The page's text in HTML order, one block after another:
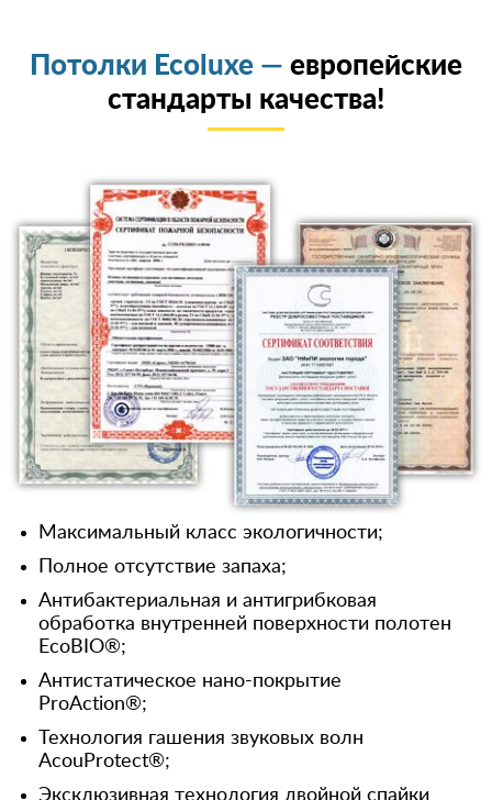
Потолки Ecoluxe — европейские
стандарты качества!
Максимальный класс экологичности;
Полное отсутствие запаха;
Антибактериальная и антигрибковая
обработка внутренней поверхности полотен
EcoBIO®;
Антистатическое нано-покрытие
ProAction®;
Технология гашения звуковых волн
AcouProtect®;
Эксклюзивная технология двойной спайки